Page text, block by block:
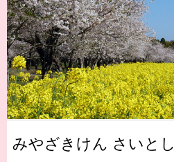
みやざきけん さいとし